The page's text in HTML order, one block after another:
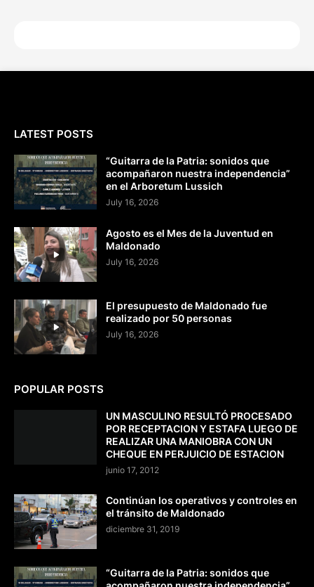
LATEST POSTS
“Guitarra de la Patria: sonidos que
acompañaron nuestra independencia”
en el Arboretum Lussich
July 16, 2026
Agosto es el Mes de la Juventud en
Maldonado
July 16, 2026
El presupuesto de Maldonado fue
realizado por 50 personas
July 16, 2026
POPULAR POSTS
UN MASCULINO RESULTÓ PROCESADO
POR RECEPTACION Y ESTAFA LUEGO DE
REALIZAR UNA MANIOBRA CON UN
CHEQUE EN PERJUICIO DE ESTACION
junio 17, 2012
Continúan los operativos y controles en
el tránsito de Maldonado
diciembre 31, 2019
“Guitarra de la Patria: sonidos que